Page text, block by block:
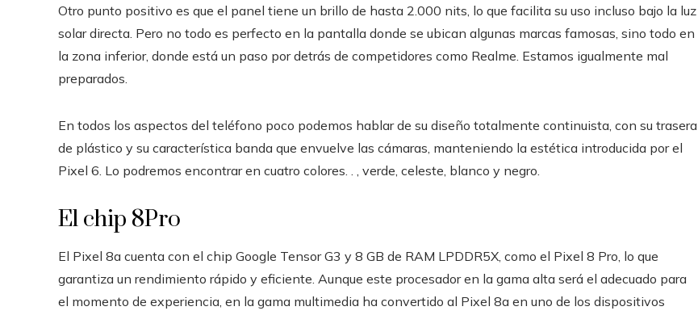
Otro punto positivo es que el panel tiene un brillo de hasta 2.000 nits, lo que facilita su uso incluso bajo la luz
solar directa. Pero no todo es perfecto en la pantalla donde se ubican algunas marcas famosas, sino todo en
la zona inferior, donde está un paso por detrás de competidores como Realme. Estamos igualmente mal
preparados.
En todos los aspectos del teléfono poco podemos hablar de su diseño totalmente continuista, con su trasera
de plástico y su característica banda que envuelve las cámaras, manteniendo la estética introducida por el
Pixel 6. Lo podremos encontrar en cuatro colores. . , verde, celeste, blanco y negro.
El chip 8Pro
El Pixel 8a cuenta con el chip Google Tensor G3 y 8 GB de RAM LPDDR5X, como el Pixel 8 Pro, lo que
garantiza un rendimiento rápido y eficiente. Aunque este procesador en la gama alta será el adecuado para
el momento de experiencia, en la gama multimedia ha convertido al Pixel 8a en uno de los dispositivos